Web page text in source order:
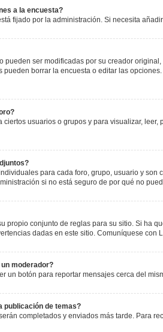
a la encuesta?
fijado por la administración. Si necesita
pueden ser modificadas por su creador
borrar la encuesta o editar las
usuarios o grupos y para visualizar,
para cada foro, grupo, usuario y
si no está seguro de por qué no
propio conjunto de reglas para su sitio. Si ha
dadas en este sitio. Comuníquese
moderador?
un botón para reportar mensajes cerca del
publicación de temas?
completados y enviados más tarde. Para